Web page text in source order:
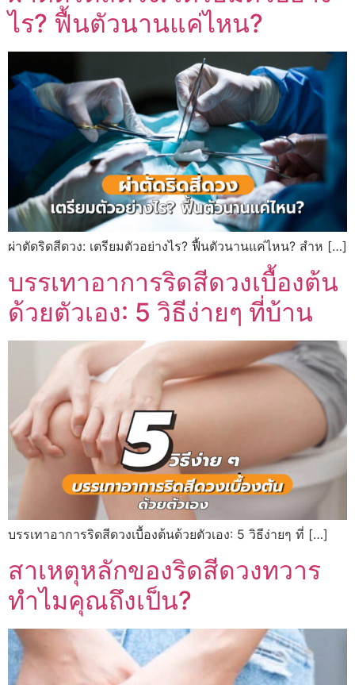
ไร? ฟื้นตัวนานแค่ไหน?
ผ่าตัดริดสีดวง: เตรียมตัวอย่างไร? ฟื้นตัวนานแค่ไหน? สำห […]
บรรเทาอาการริดสีดวงเบื้องต้น
ด้วยตัวเอง: 5 วิธีง่ายๆ ที่บ้าน
บรรเทาอาการริดสีดวงเบื้องต้นด้วยตัวเอง: 5 วิธีง่ายๆ ที่ […]
สาเหตุหลักของริดสีดวงทวาร
ทำไมคุณถึงเป็น?